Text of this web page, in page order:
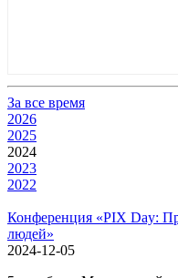
За все время
2026
2025
2024
2023
2022
Конференция «PIX Day:
людей»
2024-12-05